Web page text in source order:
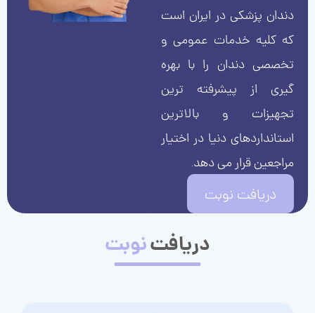
دندان پزشکی در ایران است
که کلیه خدمات عمومی و
تخصصی دندان را با بهره
گیری از پیشرفته ترین
تجهیزات و بالاترین
استانداردهای دنیا در اختیار
مراجعین قرار می دهد.
دریافت نوبت
دریافتنوبت